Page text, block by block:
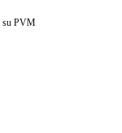
su PVM